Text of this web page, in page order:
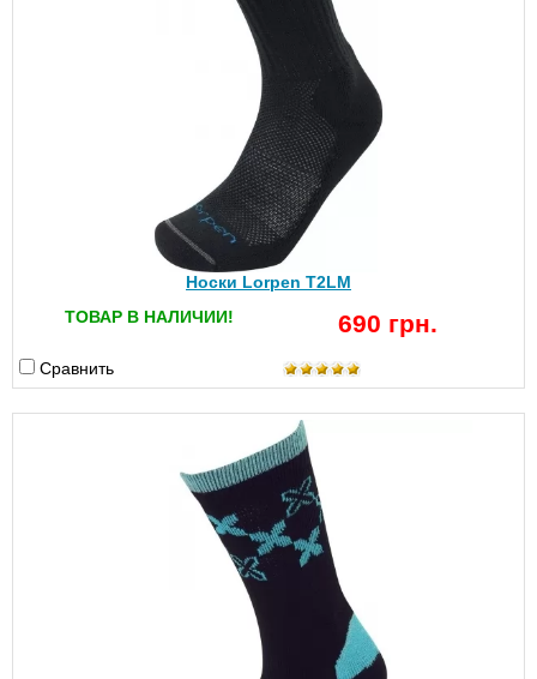
Носки Lorpen T2LM
ТОВАР В НАЛИЧИИ!
690 грн.
Сравнить